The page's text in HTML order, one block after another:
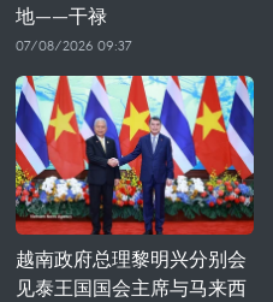
地——干禄
07/08/2026 09:37
越南政府总理黎明兴分别会
见泰王国国会主席与马来西